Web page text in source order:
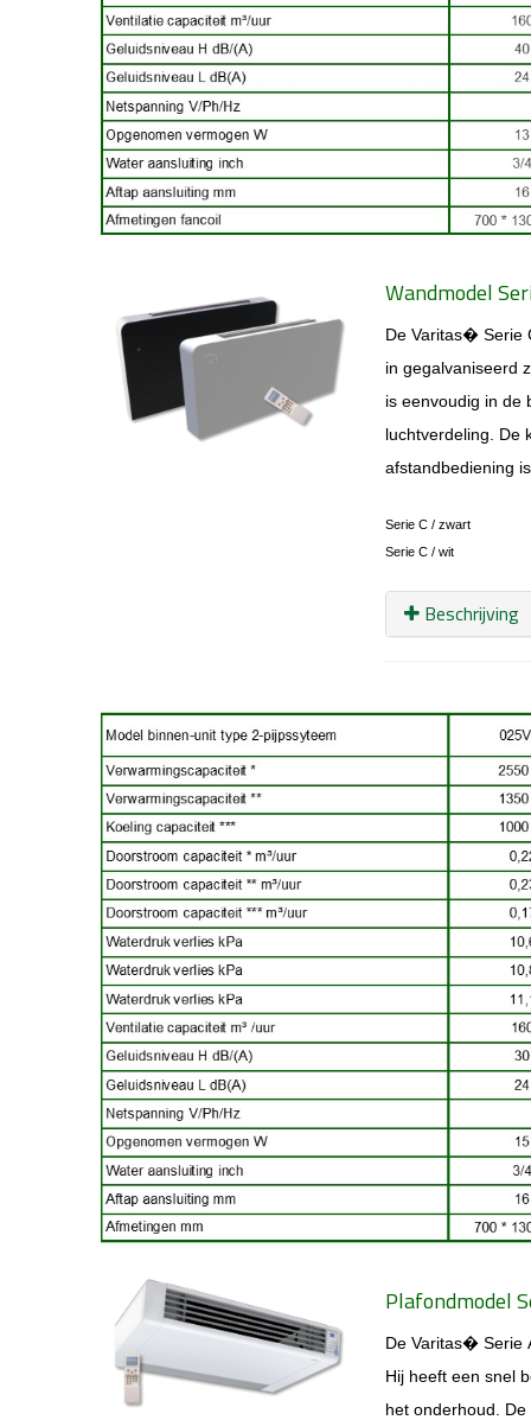
Wandmodel
De Varitas� Serie
in gegalvaniseerd
is eenvoudig in de
luchtverdeling. De
afstandbediening
Serie C / zwart
Serie C / wit
Beschrijving
Plafondmodel
De Varitas� Serie
Hij heeft een snel
het onderhoud.